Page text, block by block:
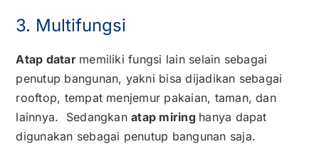
3. Multifungsi
Atap datar memiliki fungsi lain selain sebagai
penutup bangunan, yakni bisa dijadikan sebagai
rooftop, tempat menjemur pakaian, taman, dan
lainnya. Sedangkanatap miring hanya dapat
digunakan sebagai penutup bangunan saja.